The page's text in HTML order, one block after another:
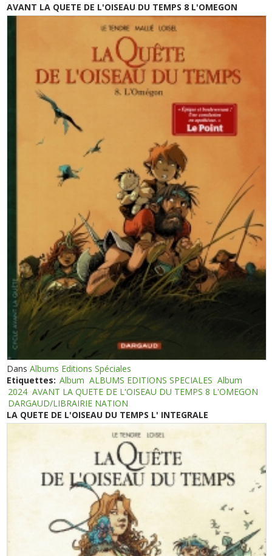
AVANT LA QUETE DE L'OISEAU DU TEMPS 8 L'OMEGON
DansAlbums Editions Spéciales
Etiquettes: Album ALBUMS EDITIONS SPECIALES Album
2024 AVANT LA QUETE DE L'OISEAU DU TEMPS 8 L'OMEGON
DARGAUD/LIBRAIRIE NATION
LA QUETE DE L'OISEAU DU TEMPS L' INTEGRALE